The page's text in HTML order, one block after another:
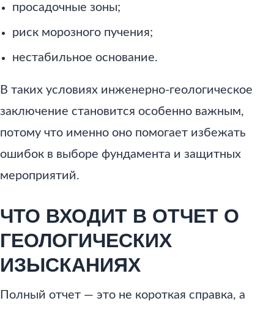
просадочные зоны;
риск морозного пучения;
нестабильное основание.
В таких условиях инженерно-геологическое
заключение становится особенно важным,
потому что именно оно помогает избежать
ошибок в выборе фундамента и защитных
мероприятий.
ЧТО ВХОДИТ В ОТЧЕТ О
ГЕОЛОГИЧЕСКИХ
ИЗЫСКАНИЯХ
Полный отчет — это не короткая справка, а